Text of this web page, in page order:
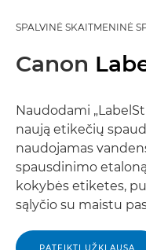
SPALVINĖ SKAITMENINĖ
Canon
Naudodami
naują etikečių
naudojamas
spausdinimo
kokybės etiketes,
sąlyčio su maistu